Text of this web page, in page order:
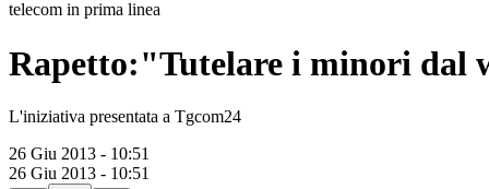
telecom in prima linea
Rapetto:"Tutelare i minori dal
L'iniziativa presentata a Tgcom24
26 Giu 2013 - 10:51
26 Giu 2013 - 10:51